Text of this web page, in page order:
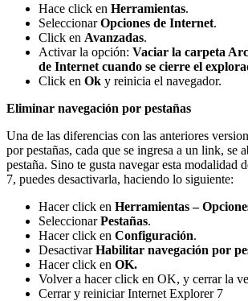
Hace click en Herramientas.
SeleccionarOpciones de Internet.
Click en Avanzadas.
Activar la opción: Vaciar la carpeta
de Internet cuando se cierre el
Click en Ok y reinicia el navegador.
Eliminar navegación por pestañas
Una de las diferencias con las anteriores
por pestañas, cada que se ingresa a un link, se
pestaña. Sino te gusta navegar esta modalidad
7, puedes desactivarla, haciendo lo siguiente:
Hacer click en Herramientas –
SeleccionarPestañas.
Hacer click en Configuración.
DesactivarHabilitar navegación por
Hacer click en OK.
Volver a hacer click en OK, y cerrar la
Cerrar y reiniciar Internet Explorer 7